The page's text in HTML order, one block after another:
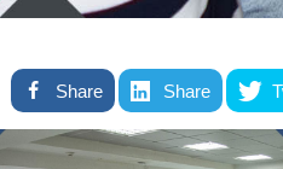
Share Share